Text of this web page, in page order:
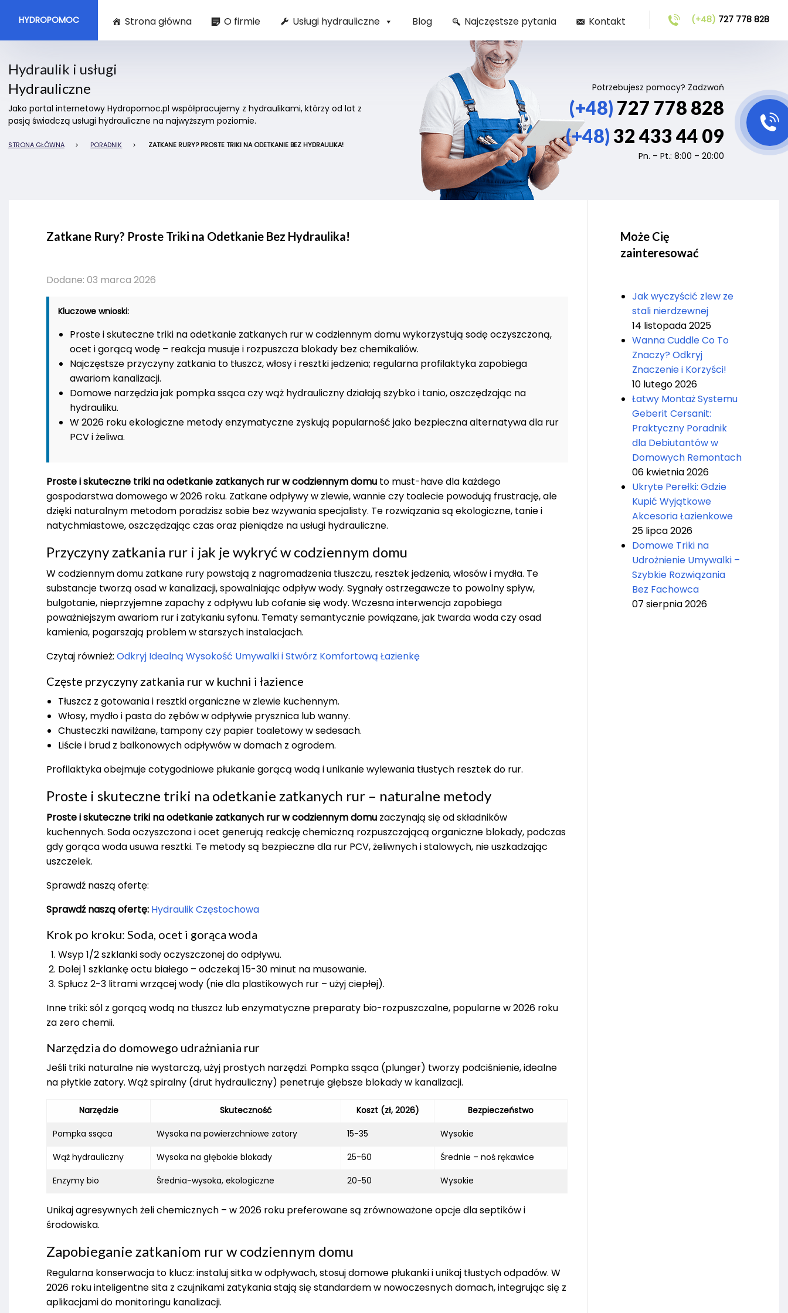
HYDROPOMOC (+48) 727 778 828
Strona główna O firmie Usługi hydrauliczne Blog Najczęstsze pytania Kontakt
Hydraulik i usługi
Hydrauliczne
Jako portal internetowy Hydropomoc.pl współpracujemy z hydraulikami, którzy od lat z
pasją świadczą usługi hydrauliczne na najwyższym poziomie.
STRONA GŁÓWNA > PORADNIK > ZATKANE RURY? PROSTE TRIKI NA ODETKANIE BEZ HYDRAULIKA!
Potrzebujesz pomocy? Zadzwoń
(+48) 727 778 828
(+48) 32 433 44 09
Pn. – Pt.: 8:00 – 20:00
Zatkane Rury? Proste Triki na Odetkanie Bez Hydraulika!
Dodane: 03 marca 2026
Kluczowe wnioski:
Proste i skuteczne triki na odetkanie zatkanych rur w codziennym domu wykorzystują sodę oczyszczoną,
ocet i gorącą wodę – reakcja musuje i rozpuszcza blokady bez chemikaliów.
Najczęstsze przyczyny zatkania to tłuszcz, włosy i resztki jedzenia; regularna profilaktyka zapobiega
awariom kanalizacji.
Domowe narzędzia jak pompka ssąca czy wąż hydrauliczny działają szybko i tanio, oszczędzając na
hydrauliku.
W 2026 roku ekologiczne metody enzymatyczne zyskują popularność jako bezpieczna alternatywa dla rur
PCV i żeliwa.
Proste i skuteczne triki na odetkanie zatkanych rur w codziennym domu to must-have dla każdego
gospodarstwa domowego w 2026 roku. Zatkane odpływy w zlewie, wannie czy toalecie powodują frustrację, ale
dzięki naturalnym metodom poradzisz sobie bez wzywania specjalisty. Te rozwiązania są ekologiczne, tanie i
natychmiastowe, oszczędzając czas oraz pieniądze na usługi hydrauliczne.
Przyczyny zatkania rur i jak je wykryć w codziennym domu
W codziennym domu zatkane rury powstają z nagromadzenia tłuszczu, resztek jedzenia, włosów i mydła. Te
substancje tworzą osad w kanalizacji, spowalniając odpływ wody. Sygnały ostrzegawcze to powolny spływ,
bulgotanie, nieprzyjemne zapachy z odpływu lub cofanie się wody. Wczesna interwencja zapobiega
poważniejszym awariom rur i zatykaniu syfonu. Tematy semantycznie powiązane, jak twarda woda czy osad
kamienia, pogarszają problem w starszych instalacjach.
Czytaj również: Odkryj Idealną Wysokość Umywalki i Stwórz Komfortową Łazienkę
Częste przyczyny zatkania rur w kuchni i łazience
Tłuszcz z gotowania i resztki organiczne w zlewie kuchennym.
Włosy, mydło i pasta do zębów w odpływie prysznica lub wanny.
Chusteczki nawilżane, tampony czy papier toaletowy w sedesach.
Liście i brud z balkonowych odpływów w domach z ogrodem.
Profilaktyka obejmuje cotygodniowe płukanie gorącą wodą i unikanie wylewania tłustych resztek do rur.
Proste i skuteczne triki na odetkanie zatkanych rur – naturalne metody
Proste i skuteczne triki na odetkanie zatkanych rur w codziennym domu zaczynają się od składników
kuchennych. Soda oczyszczona i ocet generują reakcję chemiczną rozpuszczającą organiczne blokady, podczas
gdy gorąca woda usuwa resztki. Te metody są bezpieczne dla rur PCV, żeliwnych i stalowych, nie uszkadzając
uszczelek.
Sprawdź naszą ofertę:
Sprawdź naszą ofertę: Hydraulik Częstochowa
Krok po kroku: Soda, ocet i gorąca woda
Wsyp 1/2 szklanki sody oczyszczonej do odpływu.
Dolej 1 szklankę octu białego – odczekaj 15-30 minut na musowanie.
Spłucz 2-3 litrami wrzącej wody (nie dla plastikowych rur – użyj ciepłej).
Inne triki: sól z gorącą wodą na tłuszcz lub enzymatyczne preparaty bio-rozpuszczalne, popularne w 2026 roku
za zero chemii.
Narzędzia do domowego udrażniania rur
Jeśli triki naturalne nie wystarczą, użyj prostych narzędzi. Pompka ssąca (plunger) tworzy podciśnienie, idealne
na płytkie zatory. Wąż spiralny (drut hydrauliczny) penetruje głębsze blokady w kanalizacji.
Narzędzie Skuteczność Koszt (zł, 2026)
Bezpieczeństwo
Pompka ssąca
Wysoka na powierzchniowe zatory 15-35
Wysokie
Wąż hydrauliczny
Wysoka na głębokie blokady 25-60
Średnie – noś rękawice
Enzymy bio
Średnia-wysoka, ekologiczne 20-50 Wysokie
Unikaj agresywnych żeli chemicznych – w 2026 roku preferowane są zrównoważone opcje dla septików i
środowiska.
Zapobieganie zatkaniom rur w codziennym domu
Regularna konserwacja to klucz: instaluj sitka w odpływach, stosuj domowe płukanki i unikaj tłustych odpadów. W
2026 roku inteligentne sita z czujnikami zatykania stają się standardem w nowoczesnych domach, integrując się z
aplikacjami do monitoringu kanalizacji.
Może Cię
zainteresować
Jak wyczyścić zlew ze
stali nierdzewnej
14 listopada 2025
Wanna Cuddle Co To
Znaczy? Odkryj
Znaczenie i Korzyści!
10 lutego 2026
Łatwy Montaż Systemu
Geberit Cersanit:
Praktyczny Poradnik
dla Debiutantów w
Domowych Remontach
06 kwietnia 2026
Ukryte Perełki: Gdzie
Kupić Wyjątkowe
Akcesoria Łazienkowe
25 lipca 2026
Domowe Triki na
Udrożnienie Umywalki –
Szybkie Rozwiązania
Bez Fachowca
07 sierpnia 2026